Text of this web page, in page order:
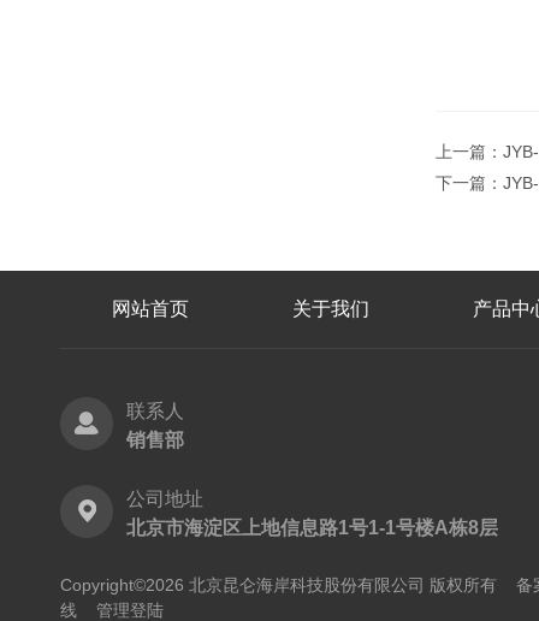
上一篇：
下一篇：
网站首页 关于我们 产品中
联系人
销售部
公司地址
北京市海淀区上地信息路1号1-1号楼A栋8层
Copyright©2026 北京昆仑海岸科技股份有限公司 版权所有 备
线
管理登陆